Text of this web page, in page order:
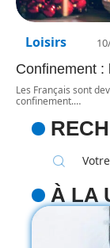
Loisirs
Confinement :
Les Français sont
confinement.…
À LA